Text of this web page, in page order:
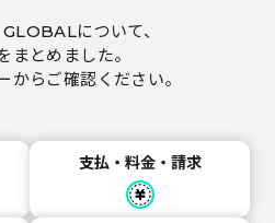
について、
まとめました。
からご確認ください。
支払・料金・請求